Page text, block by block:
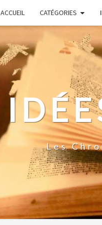
ACCUEIL CATÉGORIES
Les